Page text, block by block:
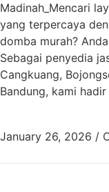
Madinah_Mencari
yang terpercaya
domba murah?
Sebagai penyedia
Cangkuang,
Bandung, kami
January 26, 2026 /